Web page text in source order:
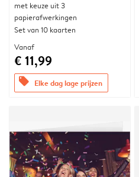
met keuze uit 3
papierafwerkingen
Set van 10 kaarten
Vanaf
€ 11,99
offers Elke dag lage prijzen